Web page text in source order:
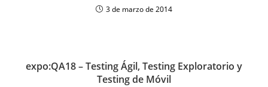
3 de marzo de 2014
expo:QA18 – Testing Ágil, Testing Exploratorio y
Testing de Móvil